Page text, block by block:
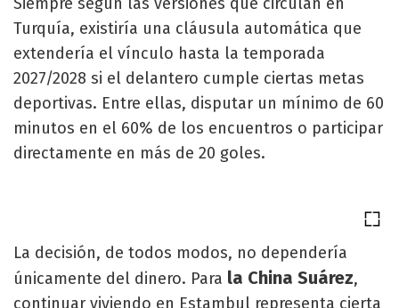
Turquía, existiría una cláusula automática que
extendería el vínculo hasta la temporada
2027/2028 si el delantero cumple ciertas metas
deportivas. Entre ellas, disputar un mínimo de 60
minutos en el 60% de los encuentros o participar
directamente en más de 20 goles.
La decisión, de todos modos, no dependería
únicamente del dinero. Para la China Suárez,
continuar viviendo en Estambul representa cierta